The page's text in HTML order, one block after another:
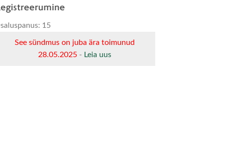
15
See sündmus on juba ära toimunud
28.05.2025 - Leia uus